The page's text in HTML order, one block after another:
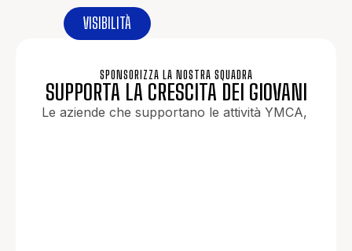
VISIBILITÀ
SPONSORIZZA LA NOSTRA SQUADRA
SUPPORTA LA CRESCITA DEI GIOVANI
Le aziende che supportano le attività YMCA,